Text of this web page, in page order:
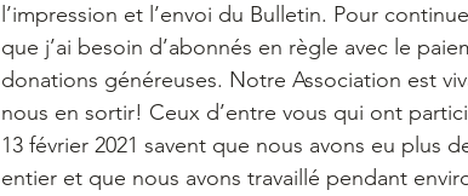
l’impression et l’envoi du Bulletin. Pour
que j’ai besoin d’abonnés en règle avec le
donations généreuses. Notre Association est
nous en sortir! Ceux d’entre vous qui ont
13 février 2021 savent que nous avons eu plus
entier et que nous avons travaillé pendant